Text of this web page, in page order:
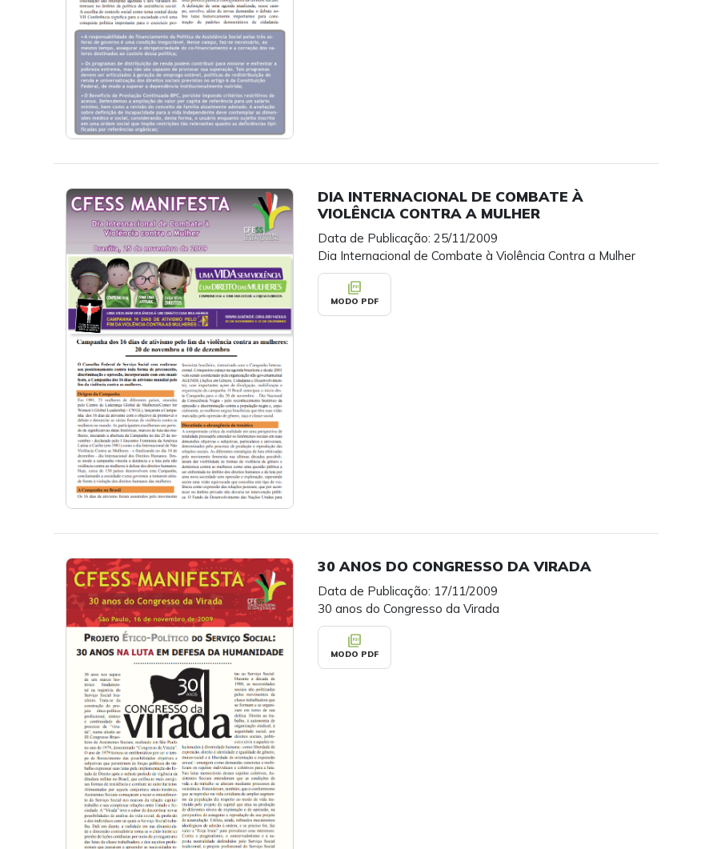
DIA INTERNACIONAL DE COMBATE À
VIOLÊNCIA CONTRA A MULHER
Data de Publicação: 25/11/2009
Dia Internacional de Combate à Violência Contra a Mulher
picture_as_pdf
MODO PDF
30 ANOS DO CONGRESSO DA VIRADA
Data de Publicação: 17/11/2009
30 anos do Congresso da Virada
picture_as_pdf
MODO PDF